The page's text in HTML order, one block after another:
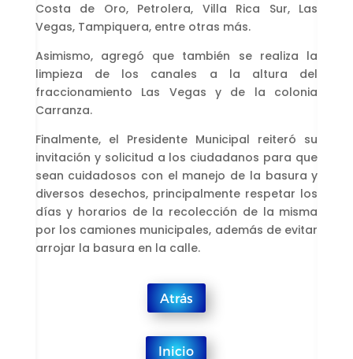
Costa de Oro, Petrolera, Villa Rica Sur, Las
Vegas, Tampiquera, entre otras más.
Asimismo, agregó que también se realiza la
limpieza de los canales a la altura del
fraccionamiento Las Vegas y de la colonia
Carranza.
Finalmente, el Presidente Municipal reiteró su
invitación y solicitud a los ciudadanos para que
sean cuidadosos con el manejo de la basura y
diversos desechos, principalmente respetar los
días y horarios de la recolección de la misma
por los camiones municipales, además de evitar
arrojar la basura en la calle.
Atrás
Inicio